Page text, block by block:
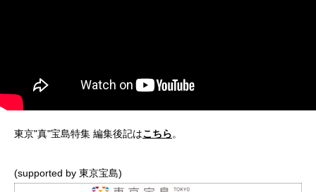
東京"真"宝島特集 編集後記はこちら。
(supported by 東京宝島)